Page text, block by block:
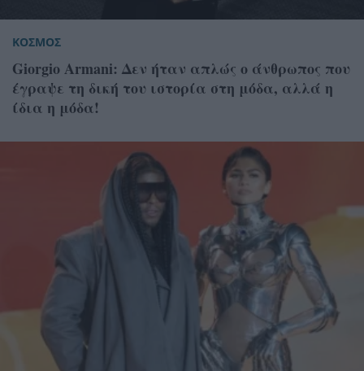
ΚΟΣΜΟΣ
Giorgio Armani: Δεν ήταν απλώς ο άνθρωπος που
έγραψε τη δική του ιστορία στη μόδα, αλλά η
ίδια η μόδα!